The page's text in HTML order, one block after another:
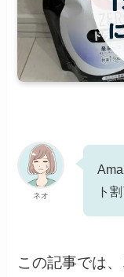
ネオ
ト
この記事では